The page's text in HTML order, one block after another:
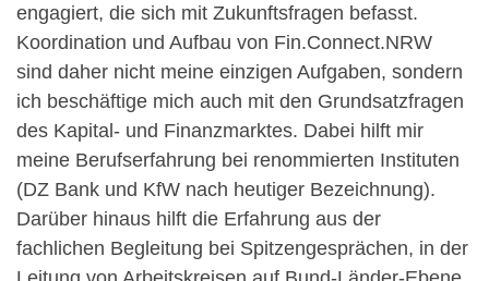
engagiert, die sich mit Zukunftsfragen befasst.
Koordination und Aufbau von Fin.Connect.NRW
sind daher nicht meine einzigen Aufgaben, sondern
ich beschäftige mich auch mit den Grundsatzfragen
des Kapital- und Finanzmarktes. Dabei hilft mir
meine Berufserfahrung bei renommierten Instituten
(DZ Bank und KfW nach heutiger Bezeichnung).
Darüber hinaus hilft die Erfahrung aus der
fachlichen Begleitung bei Spitzengesprächen, in der